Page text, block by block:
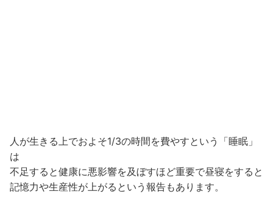
人が生きる上でおよそ1/3の時間を費やすという「睡眠」
は
不足すると健康に悪影響を及ぼすほど重要で昼寝をすると
記憶力や生産性が上がるという報告もあります。